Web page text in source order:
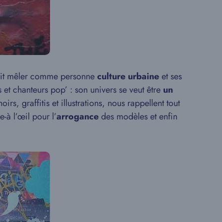
mêler comme personneculture urbaineet ses
chanteurs pop’ : son univers se veut être un
graffitis et illustrations, nous rappellent tout
à l’œil pour l’arrogancedes modèles et enfin